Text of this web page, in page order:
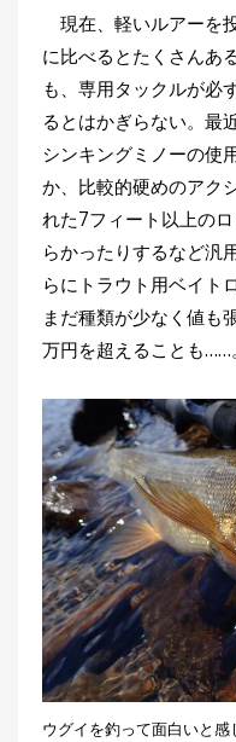
現在、軽いルアーを
に比べるとたくさんあ
も、専用タックルが必
るとはかぎらない。最
シンキングミノーの使
か、比較的硬めのアク
れた7フィート以上の
らかったりするなど汎
らにトラウト用ベイト
まだ種類が少なく値も
万円を超えることも……。
ウグイを釣って面白いと